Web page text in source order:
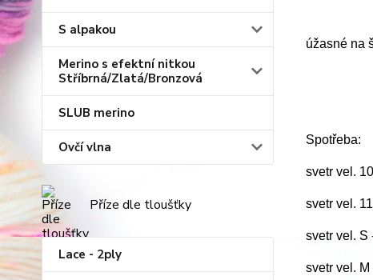
S alpakou
Merino s efektní nitkou
Stříbrná/Zlatá/Bronzová
SLUB merino
Ovčí vlna
Příze dle tloušťky
Lace - 2ply
úžasné na
Spotřeba:
svetr vel.
svetr vel.
svetr vel. S
svetr vel.